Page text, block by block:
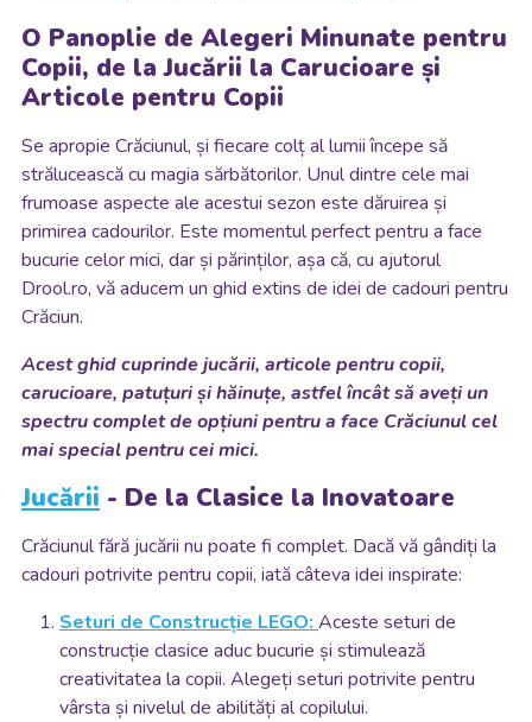
O Panoplie de Alegeri Minunate pentru
Copii, de la Jucării la Carucioare și
Articole pentru Copii
Se apropie Crăciunul, și fiecare colț al lumii începe să
strălucească cu magia sărbătorilor. Unul dintre cele mai
frumoase aspecte ale acestui sezon este dăruirea și
primirea cadourilor. Este momentul perfect pentru a face
bucurie celor mici, dar și părinților, așa că, cu ajutorul
Drool.ro, vă aducem un ghid extins de idei de cadouri pentru
Crăciun.
Acest ghid cuprinde jucării, articole pentru copii,
carucioare, patuțuri și hăinuțe, astfel încât să aveți un
spectru complet de opțiuni pentru a face Crăciunul cel
mai special pentru cei mici.
Jucării - De la Clasice la Inovatoare
Crăciunul fără jucării nu poate fi complet. Dacă vă gândiți la
cadouri potrivite pentru copii, iată câteva idei inspirate:
Seturi de Construcție LEGO: Aceste seturi de
construcție clasice aduc bucurie și stimulează
creativitatea la copii. Alegeți seturi potrivite pentru
vârsta și nivelul de abilități al copilului.